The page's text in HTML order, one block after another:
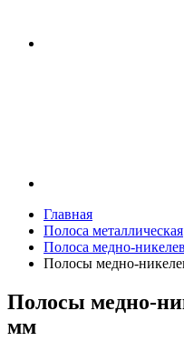
Главная
Полоса металлическая
Полоса медно-
Полосы медно-
Полосы медно-
мм